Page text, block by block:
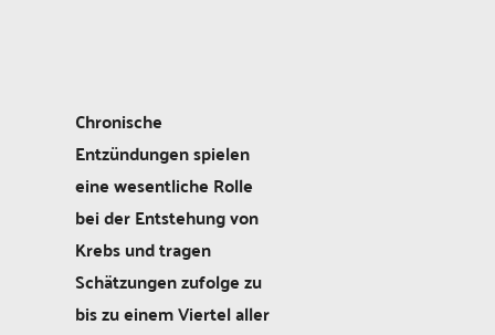
Chronische
Entzündungen spielen
eine wesentliche Rolle
bei der Entstehung von
Krebs und tragen
Schätzungen zufolge zu
bis zu einem Viertel aller